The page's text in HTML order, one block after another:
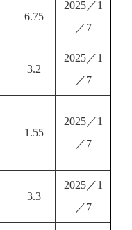
6.75
2025／1
／7
3.2
2025／1
／7
1.55
2025／1
／7
3.3
2025／1
／7